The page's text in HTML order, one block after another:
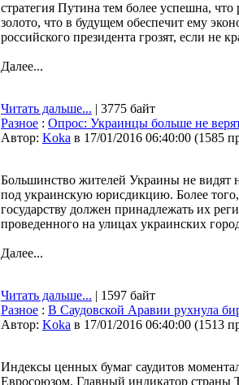
стратегия Путина тем более успешна, что
золото, что в будущем обеспечит ему
российского президента грозят, если не
Далее...
Читать дальше... | 3775 байт
Разное : Опрос: Украинцы больше не
Автор: Koka в 17/01/2016 06:40:00 (1585
Большинство жителей Украины не видят
под украинскую юрисдикцию. Более
государству должен принадлежать их
проведенного на улицах украинских
Далее...
Читать дальше... | 1597 байт
Разное : В Саудовской Аравии рухнула
Автор: Koka в 17/01/2016 06:40:00 (1513
Индексы ценных бумаг саудитов
Евросоюзом. Главный индикатор страны